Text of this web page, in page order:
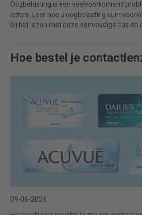
Oogbelasting is een veelvoorkomend
lezers. Leer hoe u oogbelasting kunt
bij het lezen met deze eenvoudige tips en
Hoe bestel je
09-06-2024